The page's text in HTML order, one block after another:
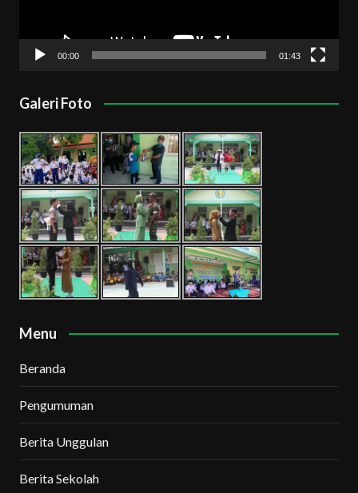
00:00 01:43
Galeri Foto
Menu
Beranda
Pengumuman
Berita Unggulan
Berita Sekolah